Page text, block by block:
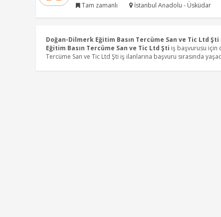
Tam zamanlı
İstanbul Anadolu - Üsküdar
Doğan-Dilmerk Eğitim Basın Tercüme San ve Tic Ltd Şti
Eğitim Basın Tercüme San ve Tic Ltd Şti iş başvurusu için
Tercüme San ve Tic Ltd Şti iş ilanlarına başvuru sırasında